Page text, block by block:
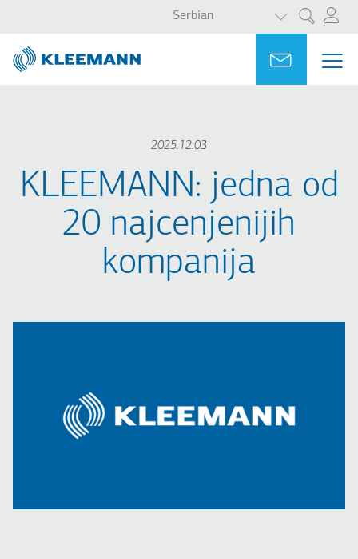
main
content
main
search
Претрага
Serbian
LIST
Ask for
2025.12.03
KLEEMANN: jedna od
20 najcenjenijih
kompanija
Portal